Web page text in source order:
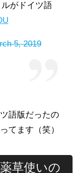
ルがドイツ語
5, 2019
語版だったの
てます（笑）
草使いの